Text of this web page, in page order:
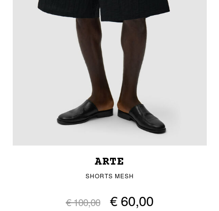
ARTE
SHORTS MESH
€ 100,00 € 60,00